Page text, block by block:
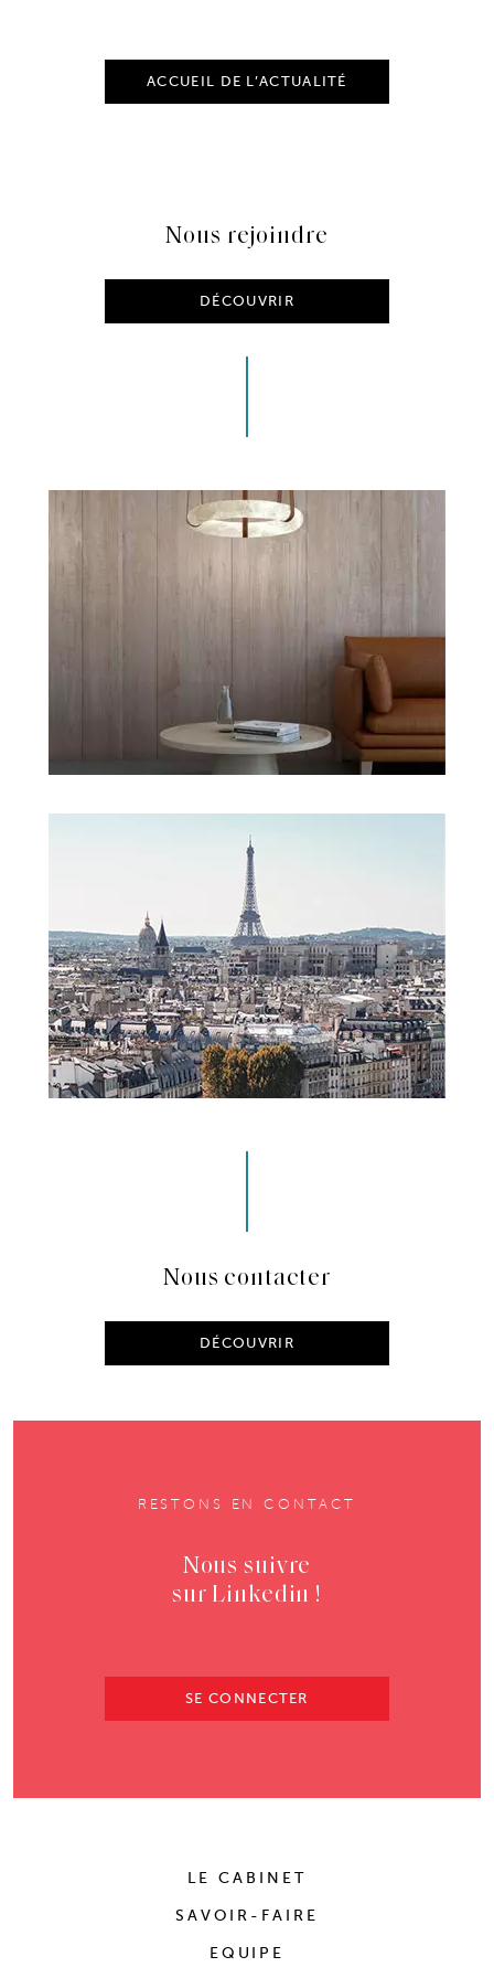
ACCUEIL DE L’ACTUALITÉ
Nous contacter
DÉCOUVRIR
Nous rejoindre
DÉCOUVRIR
RESTONS EN CONTACT
Nous suivre
sur Linkedin !
SE CONNECTER
LE CABINET
SAVOIR-FAIRE
EQUIPE